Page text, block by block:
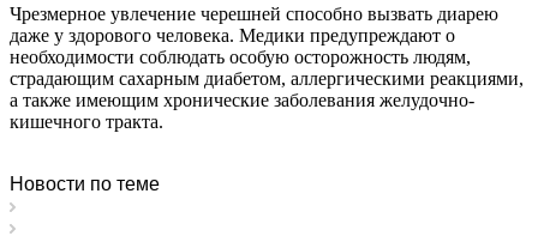
Чрезмерное увлечение черешней способно вызвать диарею
даже у здорового человека. Медики предупреждают о
необходимости соблюдать особую осторожность людям,
страдающим сахарным диабетом, аллергическими реакциями,
а также имеющим хронические заболевания желудочно-
кишечного тракта.
Новости по теме